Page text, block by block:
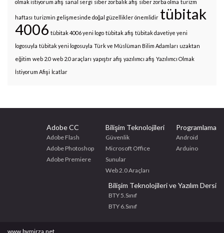
olmak istiyorum afiş sanal sergi siber zorbalık afiş siber zorba olma turizm
haftası turizmin gelişmesinde doğal güzellikler önemlidir tübitak
4006 tübitak 4006 yeni logo tübitak afiş tübitak davetiye yeni
logosuyla tübitak yeni logosuyla Türk ve Müslüman Bilim Adamları uzaktan
eğitim web 2.0 web 2.0 araçları yapıştır afiş yazılımcı afiş Yazılımcı Olmak
İstiyorum Afişi İcatlar
Adobe CC
Adobe Flash
Adobe Photoshop
Adobe Premiere
Bilişim Teknolojileri
Güvenlik
Microsoft Office
Sunular
Web 2.0 Araçları
Programlama
Android
Arduino
Bilişim Teknolojileri ve Yazılım Dersi
BTY 5.Sınıf
BTY 6.Sınıf
www.bymirza.net